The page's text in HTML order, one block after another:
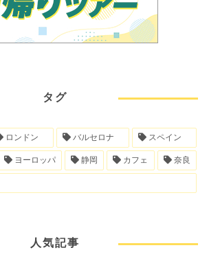
タグ
ロンドン バルセロナ スペイン
ヨーロッパ 静岡 カフェ 奈良
人気記事